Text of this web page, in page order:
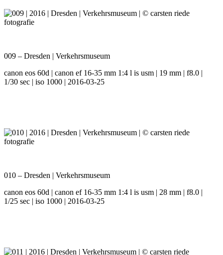
009 – Dresden | Verkehrsmuseum
canon eos 60d | canon ef 16-35 mm 1:4 l is usm | 19 mm | f8.0 |
1/30 sec | iso 1000 | 2016-03-25
010 – Dresden | Verkehrsmuseum
canon eos 60d | canon ef 16-35 mm 1:4 l is usm | 28 mm | f8.0 |
1/25 sec | iso 1000 | 2016-03-25